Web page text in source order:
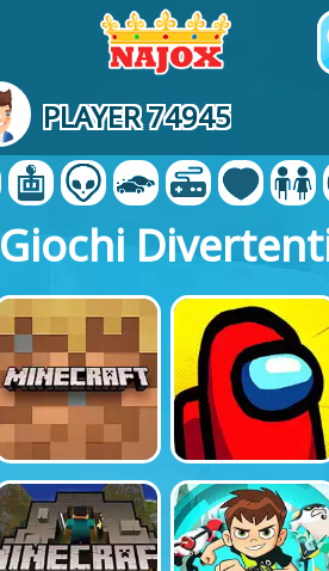
PLAYER 74945
Giochi